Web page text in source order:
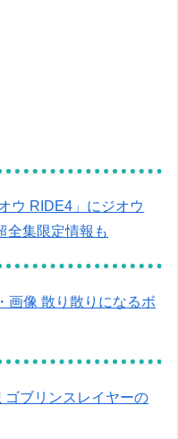
ウ RIDE4」にジオウ
全集限定情報も
画像 散り散りになるボ
ゴブリンスレイヤーの